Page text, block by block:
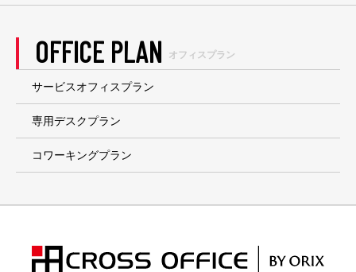
OFFICE PLAN オフィスプラン
サービスオフィスプラン
専用デスクプラン
コワーキングプラン